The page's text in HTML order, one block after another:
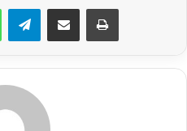
WhatsAppTelegramShare via Email Print